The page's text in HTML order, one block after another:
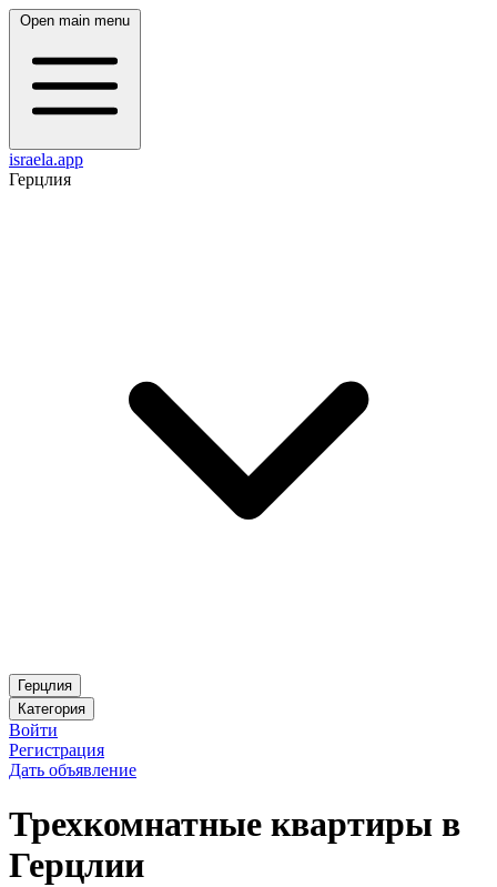
Open main menu
israela.app
Герцлия
Герцлия
Категория
Войти
Регистрация
Дать объявление
Трехкомнатные квартиры в
Герцлии